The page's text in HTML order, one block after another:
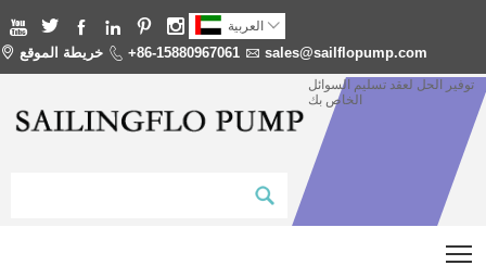
      العربية 
 خريطة الموقع  +86-15880967061  sales@sailflopump.com
توفير الحل لعقد تسليم السوائل
الخاص بك